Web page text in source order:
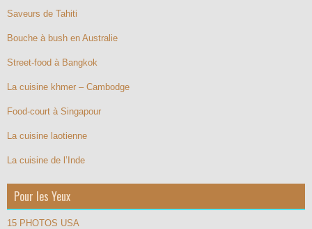
Saveurs de Tahiti
Bouche à bush en Australie
Street-food à Bangkok
La cuisine khmer – Cambodge
Food-court à Singapour
La cuisine laotienne
La cuisine de l’Inde
Pour les Yeux
15 PHOTOS USA